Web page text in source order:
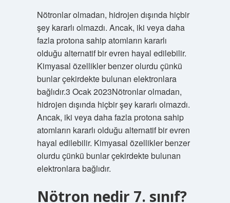
Nötronlar olmadan, hidrojen dışında hiçbir
şey kararlı olmazdı. Ancak, iki veya daha
fazla protona sahip atomların kararlı
olduğu alternatif bir evren hayal edilebilir.
Kimyasal özellikler benzer olurdu çünkü
bunlar çekirdekte bulunan elektronlara
bağlıdır.3 Ocak 2023Nötronlar olmadan,
hidrojen dışında hiçbir şey kararlı olmazdı.
Ancak, iki veya daha fazla protona sahip
atomların kararlı olduğu alternatif bir evren
hayal edilebilir. Kimyasal özellikler benzer
olurdu çünkü bunlar çekirdekte bulunan
elektronlara bağlıdır.
Nötron nedir 7. sınıf?